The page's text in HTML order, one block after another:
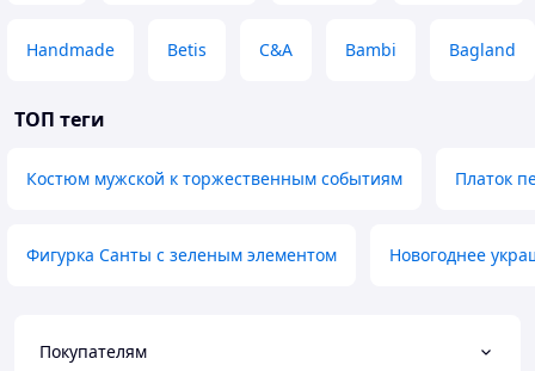
Handmade Betis C&A Bambi Bagland
ТОП теги
Костюм мужской к торжественным событиям Платок
Фигурка Санты с зеленым элементом Новогоднее
Покупателям